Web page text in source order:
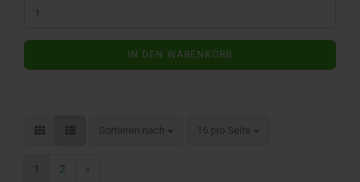
IN DEN WARENKORB
Sortieren nach
Sortieren nach 16 pro Seite
pro Seite
1 2 »